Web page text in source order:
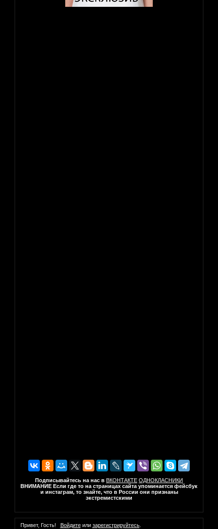
Подписывайтесь на нас в ВКОНТАКТЕ ОДНОКЛАСНИКИ
ВНИМАНИЕ Если где то на страницах сайта упоминается фейсбук
и инстаграм, то знайте, что в России они признаны
экстремистскими
Привет, Гость! Войдитеили зарегистрируйтесь.